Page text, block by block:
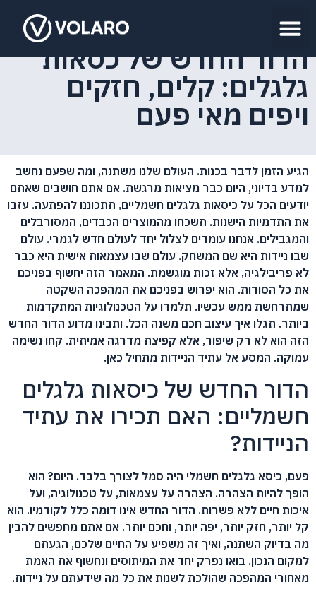
הדור החדש של כסאות
גלגלים: קלים, חזקים
ויפים מאי פעם
הגיע הזמן לדבר בכנות. העולם שלנו משתנה, ומה שפעם נחשב
למדע בדיוני, היום כבר מציאות מרגשת. אם אתם חושבים שאתם
יודעים הכל על כיסאות גלגלים חשמליים, תתכוננו להפתעה. עזבו
את התדמיות הישנות. תשכחו מהמוצרים הכבדים, המסורבלים
והמגבילים. אנחנו עומדים לצלול יחד לעולם חדש לגמרי. עולם
שבו ניידות היא שם המשחק. עולם שבו עצמאות אישית היא כבר
לא פריבילגיה, אלא זכות מוגשמת. המאמר הזה יחשוף בפניכם
את כל הסודות. הוא יפרוש בפניכם את המהפכה השקטה
שמתרחשת ממש עכשיו. תלמדו על הטכנולוגיות המתקדמות
ביותר. תגלו איך עיצוב חכם משנה הכל. ותבינו מדוע הדור החדש
הזה הוא לא רק שיפור, אלא קפיצת מדרגה אמיתית. קחו נשימה
עמוקה. המסע אל עתיד הניידות מתחיל כאן.
הדור החדש של כיסאות גלגלים
חשמליים: האם תכירו את עתיד
הניידות?
פעם, כיסא גלגלים חשמלי היה סמל לצורך בלבד. היום? הוא
הופך להיות הצהרה. הצהרה על עצמאות, על טכנולוגיה, ועל
איכות חיים ללא פשרות. הדור החדש אינו דומה כלל לקודמיו. הוא
קל יותר, חזק יותר, יפה יותר, וחכם יותר. אם אתם מחפשים להבין
מה בדיוק השתנה, ואיך זה משפיע על החיים שלכם, הגעתם
למקום הנכון. בואו נפרק יחד את המיתוסים ונחשוף את האמת
מאחורי המהפכה שהולכת לשנות את כל מה שידעתם על ניידות.